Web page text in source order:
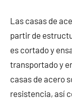
Las casas de
partir de
es cortado y
transportado y
casas de acero
resistencia, así